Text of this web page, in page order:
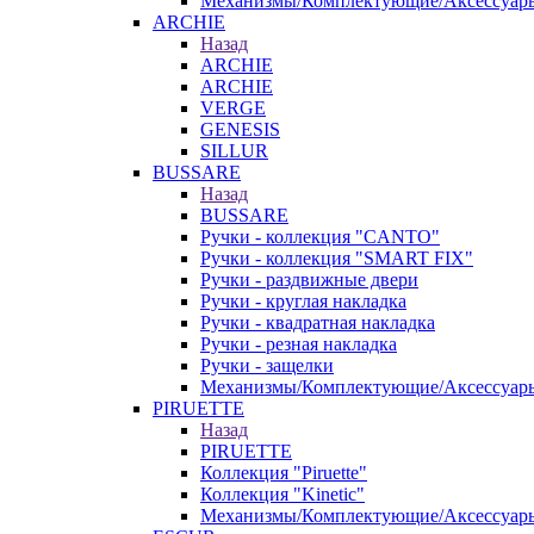
ARCHIE
Назад
ARCHIE
ARCHIE
VERGE
GENESIS
SILLUR
BUSSARE
Назад
BUSSARE
Ручки - коллекция "CANTO"
Ручки - коллекция "SMART FIX"
Ручки - раздвижные двери
Ручки - круглая накладка
Ручки - квадратная накладка
Ручки - резная накладка
Ручки - защелки
Механизмы/Комплектующие/
PIRUETTE
Назад
PIRUETTE
Коллекция "Piruette"
Коллекция "Kinetic"
Механизмы/Комплектующие/